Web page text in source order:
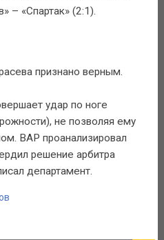
– «Спартак» (2:1).
признано верным.
удар по ноге
не позволяя ему
ВАР проанализировал
решение арбитра
департамент.